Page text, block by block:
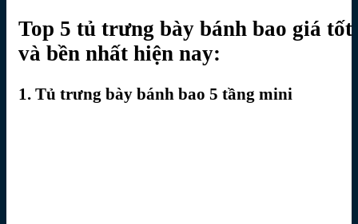
Top 5 tủ trưng bày bánh bao giá tốt
và bền nhất hiện nay:
1. Tủ trưng bày bánh bao 5 tầng mini